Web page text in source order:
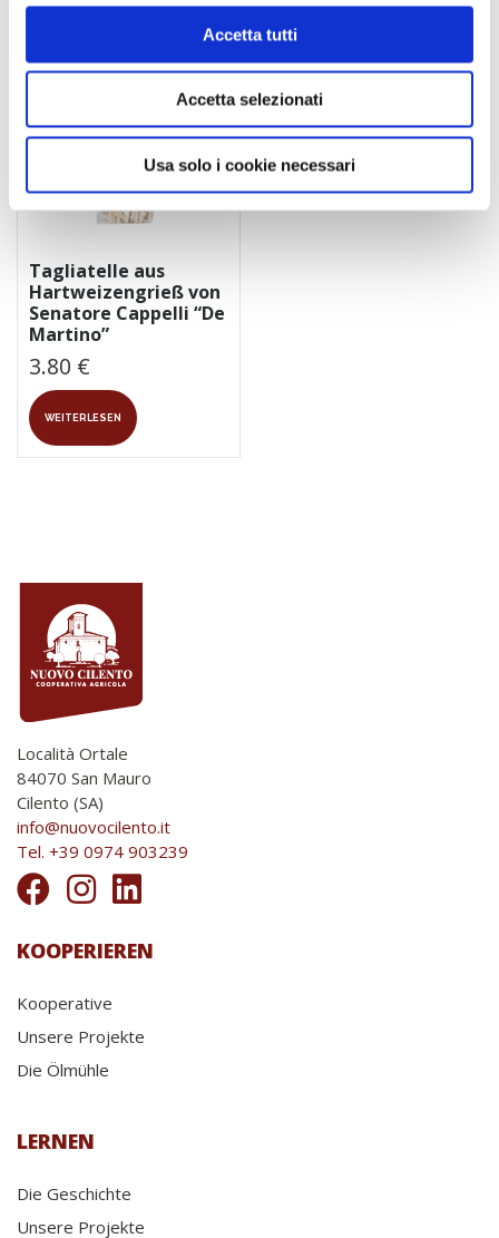
Accetta tutti
Accetta selezionati
Usa solo i cookie necessari
Tagliatelle aus
Hartweizengrieß von
Senatore Cappelli “De
Martino”
3.80 €
WEITERLESEN
Località Ortale
84070 San Mauro
Cilento (SA)
info@nuovocilento.it
Tel. +39 0974 903239
KOOPERIEREN
Kooperative
Unsere Projekte
Die Ölmühle
LERNEN
Die Geschichte
Unsere Projekte